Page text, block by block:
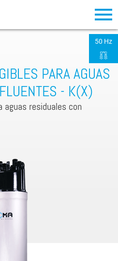
PARA AGUAS
- K(X)
aguas residuales con
50 Hz